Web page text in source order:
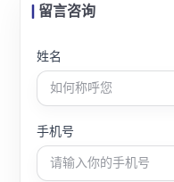
留言咨询
姓名
手机号